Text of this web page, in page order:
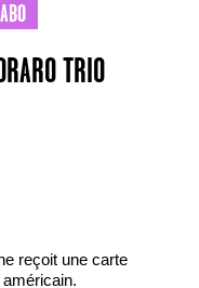
ABO
TRIO
reçoit une carte